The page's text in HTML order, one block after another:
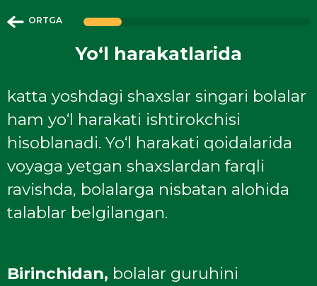
ORTGA
Yo‘l harakatlarida
katta yoshdagi shaxslar singari bolalar
ham yo‘l harakati ishtirokchisi
hisoblanadi. Yo‘l harakati qoidalarida
voyaga yetgan shaxslardan farqli
ravishda, bolalarga nisbatan alohida
talablar belgilangan.
Birinchidan, bolalar guruhini